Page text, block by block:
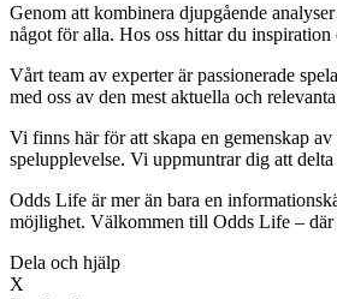
Genom att kombinera djupgående
något för alla. Hos oss hittar du
Vårt team av experter är passionerade
med oss av den mest aktuella och
Vi finns här för att skapa en gemenskap
spelupplevelse. Vi uppmuntrar dig att
Odds Life är mer än bara en
möjlighet. Välkommen till Odds Life – där
Dela och hjälp
X